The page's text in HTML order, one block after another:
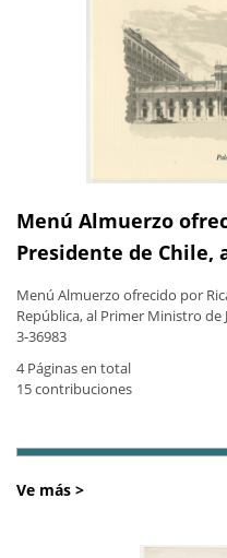
Menú Almuerzo
Presidente de
Japón, Junichiro
Menú Almuerzo ofrecido por Ricardo Lagos Escobar, Presidente de la
República, al Primer Ministro de
3-36983
4 Páginas en total
15 contribuciones
Ve más >